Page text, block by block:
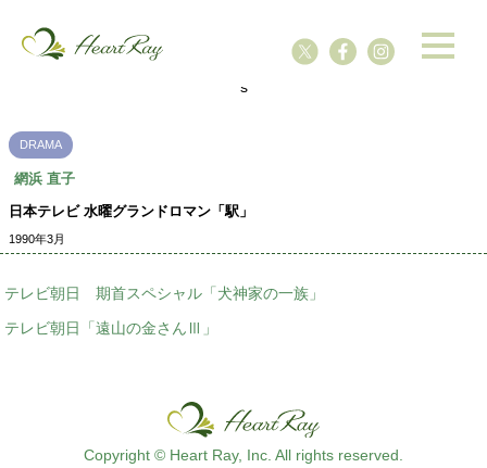
s
DRAMA
網浜 直子
日本テレビ 水曜グランドロマン「駅」
1990年3月
テレビ朝日 期首スペシャル「犬神家の一族」
テレビ朝日「遠山の金さんⅢ」
Copyright © Heart Ray, Inc. All rights reserved.